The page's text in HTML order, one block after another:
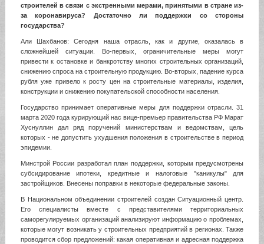
строителей в связи с экстренными мерами, принятыми в стране из-
за коронавируса? Достаточно ли поддержки со стороны
государства?
Али Шахбанов: Сегодня наша отрасль, как и другие, оказалась в
сложнейшей ситуации. Во-первых, ограничительные меры могут
привести к остановке и банкротству многих строительных организаций,
снижению спроса на строительную продукцию. Во-вторых, падение курса
рубля уже привело к росту цен на строительные материалы, изделия,
конструкции и снижению покупательской способности населения.
Государство принимает оперативные меры для поддержки отрасли. 31
марта 2020 года курирующий нас вице-премьер правительства РФ Марат
Хуснуллин дал ряд поручений министерствам и ведомствам, цель
которых - не допустить ухудшения положения в строительстве в период
эпидемии.
Минстрой России разработал план поддержки, которым предусмотрены
субсидирование ипотеки, кредитные и налоговые "каникулы" для
застройщиков. Внесены поправки в некоторые федеральные законы.
В Национальном объединении строителей создан Ситуационный центр.
Его специалисты вместе с представителями территориальных
саморегулируемых организаций анализируют информацию о проблемах,
которые могут возникать у строительных предприятий в регионах. Также
проводится сбор предложений: какая оперативная и адресная поддержка